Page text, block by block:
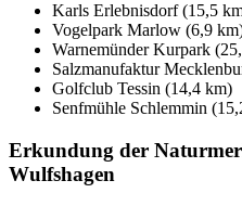
Karls Erlebnisdorf (15,5
Vogelpark Marlow (6,9
Warnemünder Kurpark
Salzmanufaktur
Golfclub Tessin (14,4 km)
Senfmühle Schlemmin
Erkundung der
Wulfshagen